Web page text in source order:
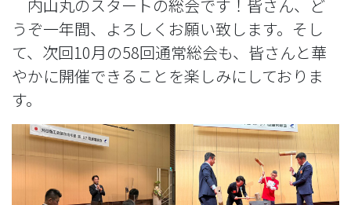
内山丸のスタートの総会です！皆さん、ど
うぞ一年間、よろしくお願い致します。そし
て、次回10月の58回通常総会も、皆さんと華
やかに開催できることを楽しみにしておりま
す。